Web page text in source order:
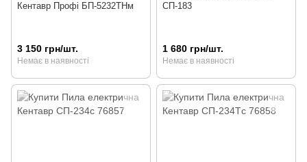
Кентавр Профі БП-5232ТНм
3 150 грн/шт.
Немає в наявності
СП-183
1 680 грн/шт.
Немає в наявності